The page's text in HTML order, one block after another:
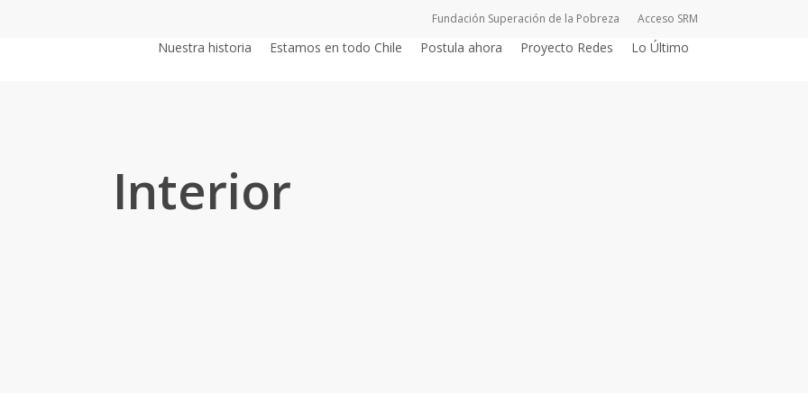
Fundación Superación de la Pobreza Acceso SRM
Nuestra historia Estamos en todo Chile Postula ahora Proyecto Redes Lo Último
Interior